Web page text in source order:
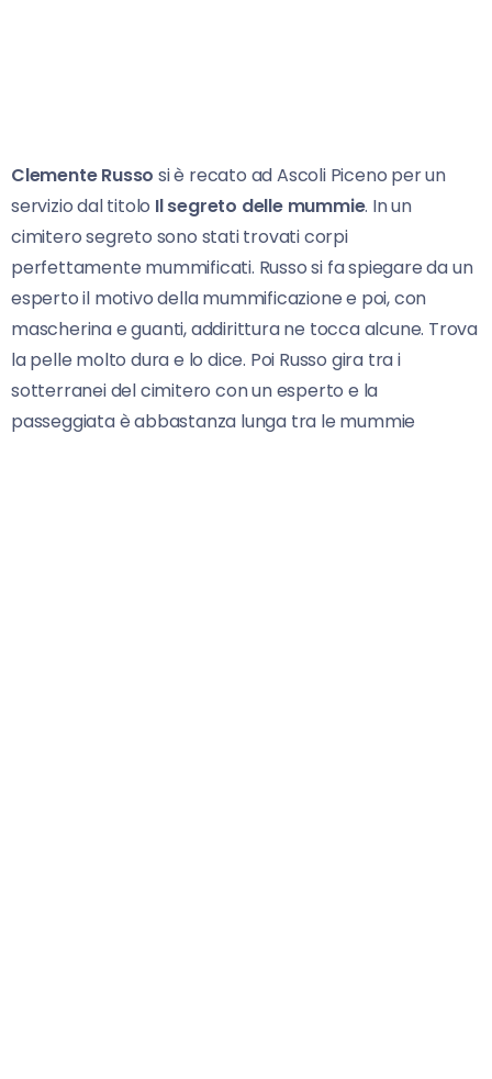
Clemente Russo si è recato ad Ascoli Piceno per un
servizio dal titolo Il segreto delle mummie. In un
cimitero segreto sono stati trovati corpi
perfettamente mummificati. Russo si fa spiegare da un
esperto il motivo della mummificazione e poi, con
mascherina e guanti, addirittura ne tocca alcune. Trova
la pelle molto dura e lo dice. Poi Russo gira tra i
sotterranei del cimitero con un esperto e la
passeggiata è abbastanza lunga tra le mummie